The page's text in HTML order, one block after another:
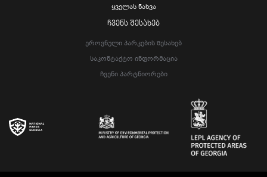
Ყველას Ნახვა
ᲩᲕᲔᲜᲡ ᲨᲔᲡᲐᲮᲔᲑ
Ეროვნული Პარკების Შესახებ
Საკონტაქტო Ინფორმაცია
Ჩვენი Პარტნიორები